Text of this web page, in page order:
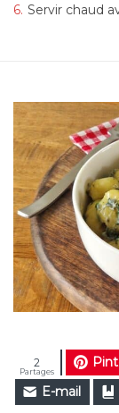
Servir chaud
E-mail
Partages
2